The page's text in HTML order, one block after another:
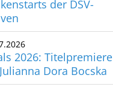
der DSV-
2026: Titelpremiere
Dora Bocska
Verband e.V.